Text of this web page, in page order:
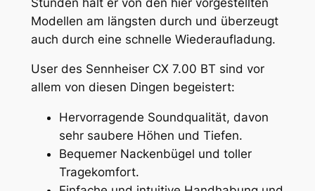
Modellen am längsten durch und überzeugt
auch durch eine schnelle Wiederaufladung.
User des Sennheiser CX 7.00 BT sind vor
allem von diesen Dingen begeistert:
Hervorragende Soundqualität, davon
sehr saubere Höhen und Tiefen.
Bequemer Nackenbügel und toller
Tragekomfort.